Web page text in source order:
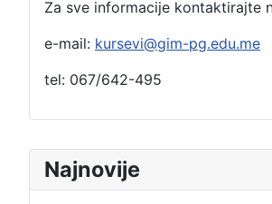
Najnovije
Za sve informacije kontaktirajte
e-mail: kursevi@gim-pg.edu.me
tel: 067/642-495